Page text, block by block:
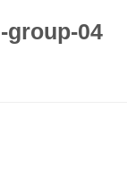
group-04